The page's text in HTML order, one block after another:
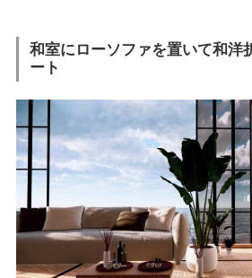
和室にローソファを置いて和洋
ート